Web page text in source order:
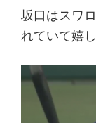
坂口はスワ
れていて嬉